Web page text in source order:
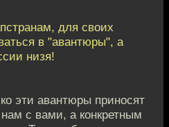
для своих
в "авантюры", а
низя!
эти авантюры приносят
с вами, а конкретным